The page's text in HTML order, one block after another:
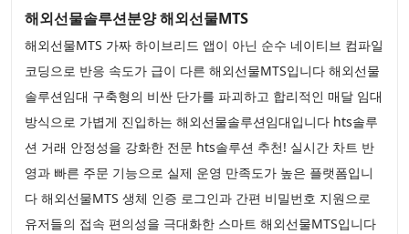
해외선물솔루션분양 해외선물MTS
해외선물MTS 가짜 하이브리드 앱이 아닌 순수 네이티브 컴파일
코딩으로 반응 속도가 급이 다른 해외선물MTS입니다 해외선물
솔루션임대 구축형의 비싼 단가를 파괴하고 합리적인 매달 임대
방식으로 가볍게 진입하는 해외선물솔루션임대입니다 hts솔루
션 거래 안정성을 강화한 전문 hts솔루션 추천! 실시간 차트 반
영과 빠른 주문 기능으로 실제 운영 만족도가 높은 플랫폼입니
다 해외선물MTS 생체 인증 로그인과 간편 비밀번호 지원으로
유저들의 접속 편의성을 극대화한 스마트 해외선물MTS입니다